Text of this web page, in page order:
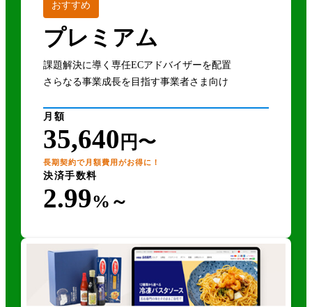
おすすめ
プレミアム
課題解決に導く専任ECアドバイザーを配置
さらなる事業成長を目指す事業者さま向け
月額
35,640 円〜
長期契約で月額費用がお得に！
決済手数料
2.99%～